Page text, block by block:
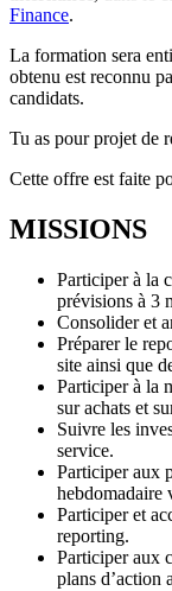
Finance.
La formation sera
obtenu est reconnu
candidats.
Tu as pour projet de
Cette offre est faite
MISSIONS
Participer à la
prévisions à 3
Consolider et
Préparer le
site ainsi que
Participer à la
sur achats et
Suivre les
service.
Participer aux
hebdomadaire
Participer et
reporting.
Participer aux
plans d’action